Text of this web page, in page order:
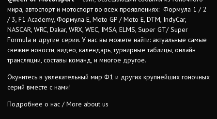
мира, автоспорт и мотоспорт во всех проявлениях: Формула 1 / 2
/ 3, F1 Academy, Формула Е, Moto GP / Moto E, DTM, IndyCar,
NASCAR, WRC, Dakar, WRX, WEC, IMSA, ELMS, Super GT/ Super
Formula и другие серии. У нас вы можете найти: актуальные самые
свежие новости, видео, календарь, турнирные таблицы, онлайн
трансляции, составы команд, и многое другое.
Окунитесь в увлекательный мир Ф1 и других крупнейших гоночных
серий вместе с нами!
Подробнее о нас / More about us